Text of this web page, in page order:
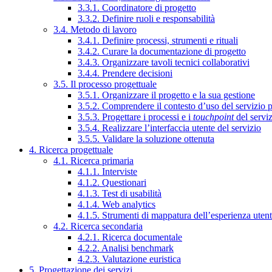
3.3.1. Coordinatore di progetto
3.3.2. Definire ruoli e responsabilità
3.4. Metodo di lavoro
3.4.1. Definire processi, strumenti e rituali
3.4.2. Curare la documentazione di progetto
3.4.3. Organizzare tavoli tecnici collaborativi
3.4.4. Prendere decisioni
3.5. Il processo progettuale
3.5.1. Organizzare il progetto e la sua gestione
3.5.2. Comprendere il contesto d’uso del servizio
3.5.3. Progettare i processi e i touchpointdel
3.5.4. Realizzare l’interfaccia utente del servizio
3.5.5. Validare la soluzione ottenuta
4. Ricerca progettuale
4.1. Ricerca primaria
4.1.1. Interviste
4.1.2. Questionari
4.1.3. Test di usabilità
4.1.4. Web analytics
4.1.5. Strumenti di mappatura dell’esperienza
4.2. Ricerca secondaria
4.2.1. Ricerca documentale
4.2.2. Analisi benchmark
4.2.3. Valutazione euristica
5. Progettazione dei servizi